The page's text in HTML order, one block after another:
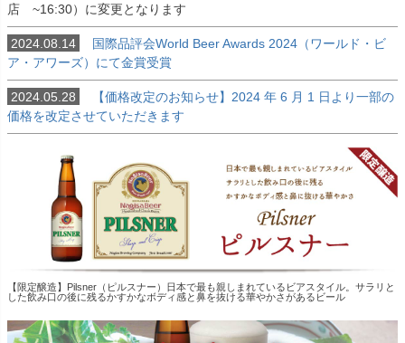
店 ~16:30）に変更となります
2024.08.14
国際品評会World Beer Awards 2024（ワールド・ビ
ア・アワーズ）にて金賞受賞
2024.05.28
【価格改定のお知らせ】2024 年 6 月 1 日より一部の
価格を改定させていただきます
【限定醸造】Pilsner（ピルスナー）日本で最も親しまれているビアスタイル。サラリと
した飲み口の後に残るかすかなボディ感と鼻を抜ける華やかさがあるビール